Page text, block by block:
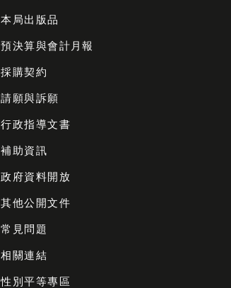
本局出版品
預決算與會計月報
採購契約
請願與訴願
行政指導文書
補助資訊
政府資料開放
其他公開文件
常見問題
相關連結
性別平等專區